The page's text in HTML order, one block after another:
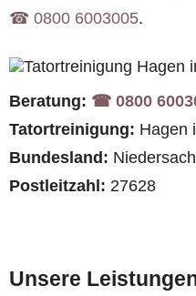
☎︎ 0800 6003005.
Beratung: ☎︎ 0800
Tatortreinigung: Hagen
Bundesland:
Postleitzahl: 27628
Unsere